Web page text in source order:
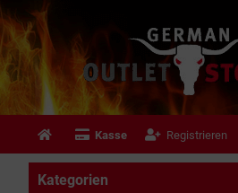
Kasse Registrieren
Kategorien